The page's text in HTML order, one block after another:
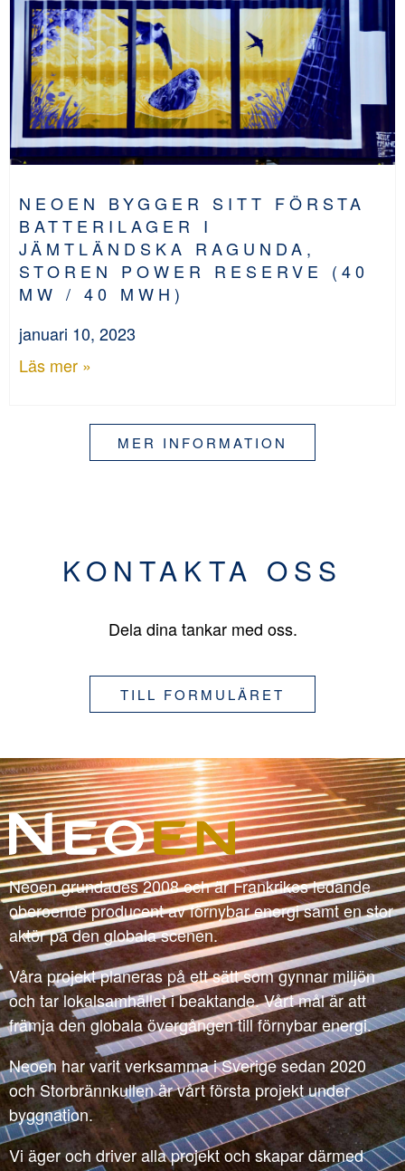
NEOEN BYGGER SITT FÖRSTA
BATTERILAGER I
JÄMTLÄNDSKA RAGUNDA,
STOREN POWER RESERVE (40
MW / 40 MWH)
januari 10, 2023
Läs mer »
MER INFORMATION
KONTAKTA OSS
Dela dina tankar med oss.
TILL FORMULÄRET
Neoen grundades 2008 och är Frankrikes ledande
oberoende producent av förnybar energi samt en stor
aktör på den globala scenen.
Våra projekt planeras på ett sätt som gynnar miljön
och tar lokalsamhället i beaktande. Vårt mål är att
främja den globala övergången till förnybar energi.
Neoen har varit verksamma i Sverige sedan 2020
och Storbrännkullen är vårt första projekt under
byggnation.
Vi äger och driver alla projekt och skapar därmed